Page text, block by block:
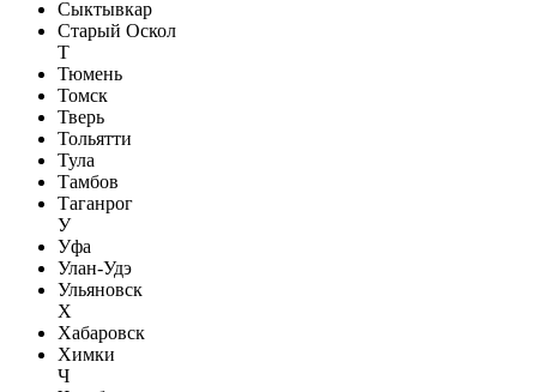
Сыктывкар
Старый Оскол
Т
Тюмень
Томск
Тверь
Тольятти
Тула
Тамбов
Таганрог
У
Уфа
Улан-Удэ
Ульяновск
Х
Хабаровск
Химки
Ч